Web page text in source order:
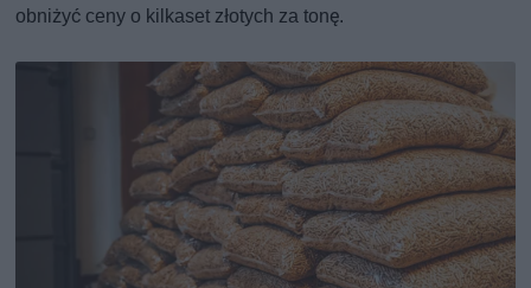
obniżyć ceny o kilkaset złotych za tonę.